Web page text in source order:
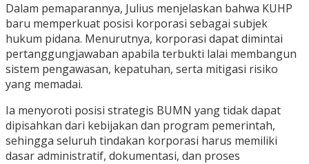
Dalam pemaparannya, Julius menjelaskan bahwa KUHP
baru memperkuat posisi korporasi sebagai subjek
hukum pidana. Menurutnya, korporasi dapat dimintai
pertanggungjawaban apabila terbukti lalai membangun
sistem pengawasan, kepatuhan, serta mitigasi risiko
yang memadai.
Ia menyoroti posisi strategis BUMN yang tidak dapat
dipisahkan dari kebijakan dan program pemerintah,
sehingga seluruh tindakan korporasi harus memiliki
dasar administratif, dokumentasi, dan proses